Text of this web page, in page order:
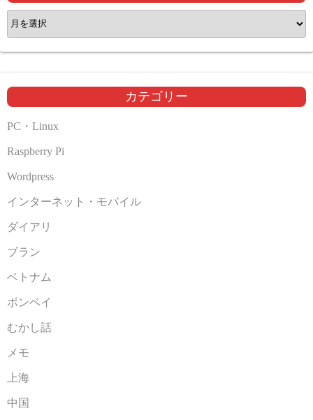
ア
ー
カ
ブ
カテゴリー
PC・Linux
Raspberry Pi
Wordpress
インターネット・モバイル
ダイアリ
ブラン
ベトナム
ボンベイ
むかし話
メモ
上海
中国